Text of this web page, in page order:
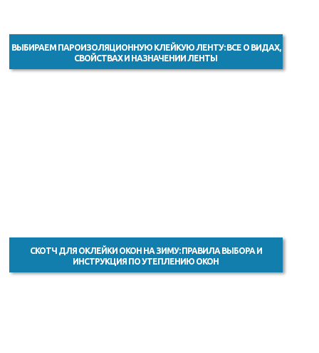
ВЫБИРАЕМ ПАРОИЗОЛЯЦИОННУЮ КЛЕЙКУЮ ЛЕНТУ: ВСЕ О ВИДАХ,
СВОЙСТВАХ И НАЗНАЧЕНИИ ЛЕНТЫ
СКОТЧ ДЛЯ ОКЛЕЙКИ ОКОН НА ЗИМУ: ПРАВИЛА ВЫБОРА И
ИНСТРУКЦИЯ ПО УТЕПЛЕНИЮ ОКОН